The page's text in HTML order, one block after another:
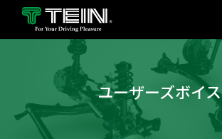
ユーザーズボイス